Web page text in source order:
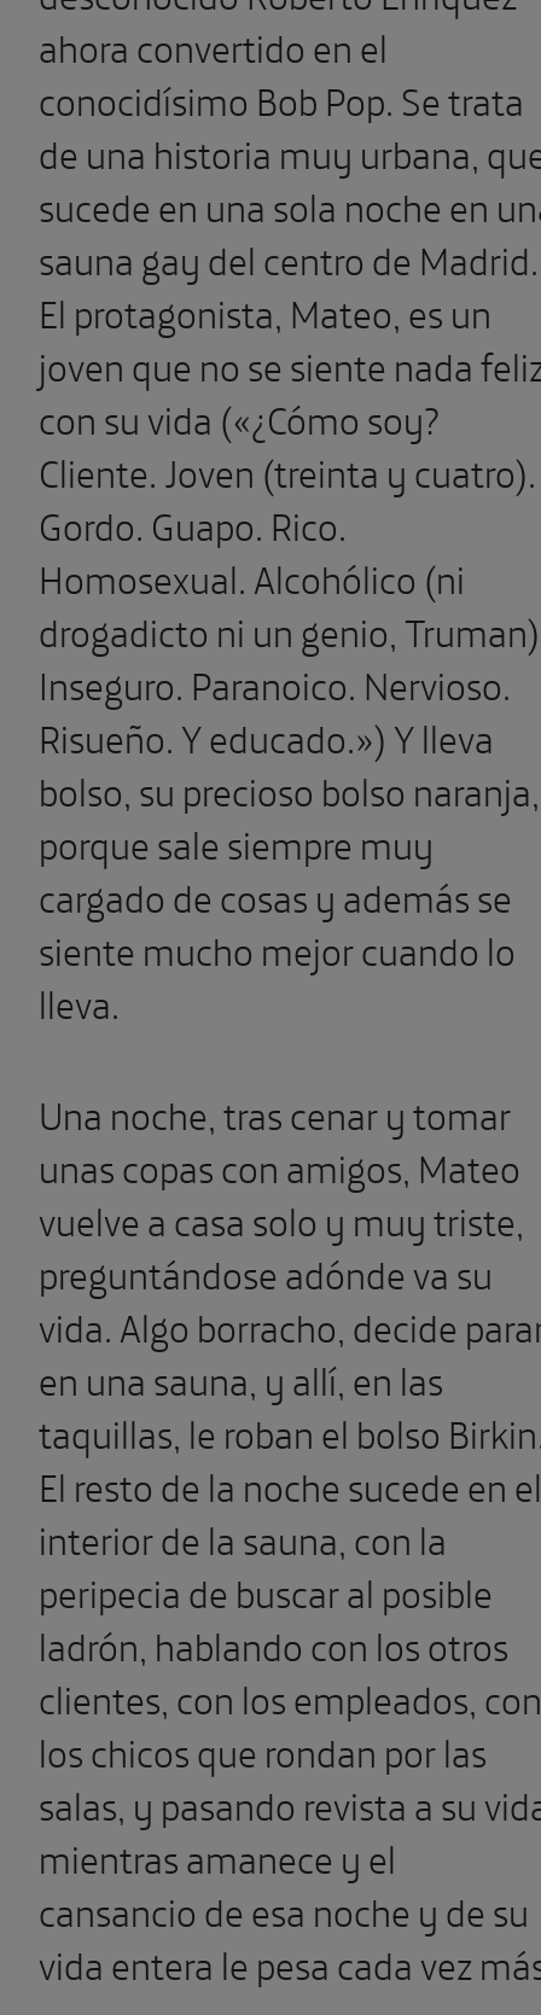
ahora convertido en el
conocidísimo Bob Pop. Se trata
de una historia muy urbana,
sucede en una sola noche en
sauna gay del centro de Madrid.
El protagonista, Mateo, es un
joven que no se siente nada
con su vida («¿Cómo soy?
Cliente. Joven (treinta y cuatro).
Gordo. Guapo. Rico.
Homosexual. Alcohólico (ni
drogadicto ni un genio,
Inseguro. Paranoico. Nervioso.
Risueño. Y educado.») Y lleva
bolso, su precioso bolso naranja,
porque sale siempre muy
cargado de cosas y además se
siente mucho mejor cuando lo
lleva.
Una noche, tras cenar y tomar
unas copas con amigos, Mateo
vuelve a casa solo y muy triste,
preguntándose adónde va su
vida. Algo borracho, decide
en una sauna, y allí, en las
taquillas, le roban el bolso
El resto de la noche sucede en el
interior de la sauna, con la
peripecia de buscar al posible
ladrón, hablando con los otros
clientes, con los empleados, con
los chicos que rondan por las
salas, y pasando revista a su
mientras amanece y el
cansancio de esa noche y de su
vida entera le pesa cada vez